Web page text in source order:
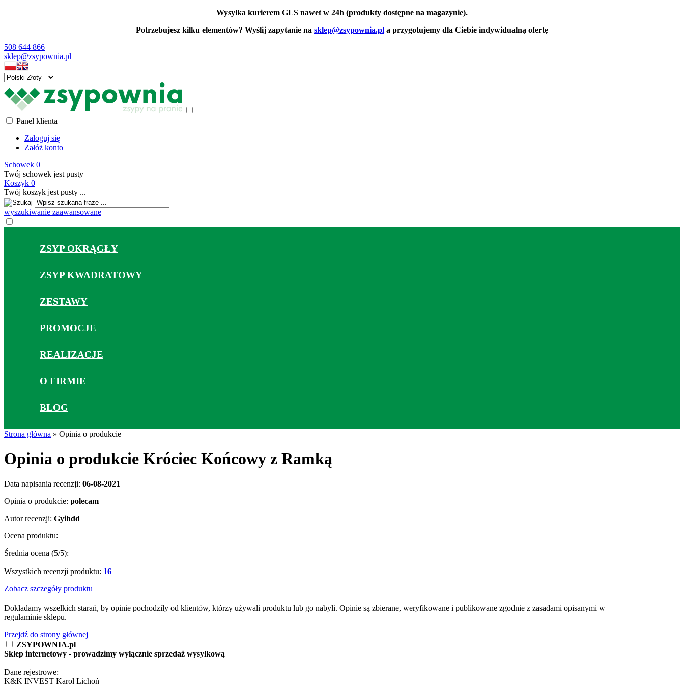
Wysyłka kurierem GLS nawet w 24h (produkty dostępne na magazynie).
Potrzebujesz kilku elementów? Wyślij zapytanie na sklep@zsypownia.pl a przygotujemy dla Ciebie indywidualną ofertę
508 644 866
sklep@zsypownia.pl
Panel klienta
Zaloguj się
Załóż konto
Schowek 0
Twój schowek jest pusty
Koszyk 0
Twój koszyk jest pusty ...
wyszukiwanie zaawansowane
ZSYP OKRĄGŁY
ZSYP KWADRATOWY
ZESTAWY
PROMOCJE
REALIZACJE
O FIRMIE
BLOG
Strona główna » Opinia o produkcie
Opinia o produkcie Króciec Końcowy z Ramką
Data napisania recenzji: 06-08-2021
Opinia o produkcie: polecam
Autor recenzji: Gyihdd
Ocena produktu:
Średnia ocena (5/5):
Wszystkich recenzji produktu: 16
Zobacz szczegóły produktu
Dokładamy wszelkich starań, by opinie pochodziły od klientów, którzy używali produktu lub go nabyli. Opinie są zbierane, weryfikowane i publikowane zgodnie z zasadami opisanymi w
regulaminie sklepu.
Przejdź do strony głównej
ZSYPOWNIA.pl
Sklep internetowy - prowadzimy wyłącznie sprzedaż wysyłkową
Dane rejestrowe:
K&K INVEST Karol Lichoń